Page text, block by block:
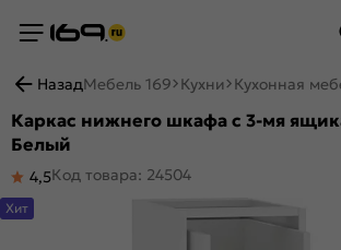
НазадМебель 169 Кухни Кухонная
Каркас нижнего шкафа с 3-мя
Белый
4,5Код товара: 24504
Хит